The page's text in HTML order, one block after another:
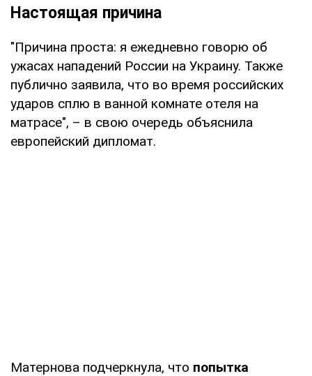
Настоящая причина
"Причина проста: я ежедневно говорю об
ужасах нападений России на Украину. Также
публично заявила, что во время российских
ударов сплю в ванной комнате отеля на
матрасе", – в свою очередь объяснила
европейский дипломат.
Матернова подчеркнула, что попытка